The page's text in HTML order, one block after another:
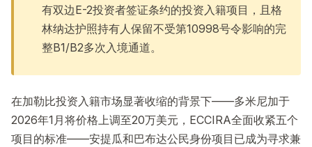
有双边E-2投资者签证条约的投资入籍项目，且格
林纳达护照持有人保留不受第10998号令影响的完
整B1/B2多次入境通道。
在加勒比投资入籍市场显著收缩的背景下——多米尼加于
2026年1月将价格上调至20万美元，ECCIRA全面收紧五个
项目的标准——安提瓜和巴布达公民身份项目已成为寻求兼